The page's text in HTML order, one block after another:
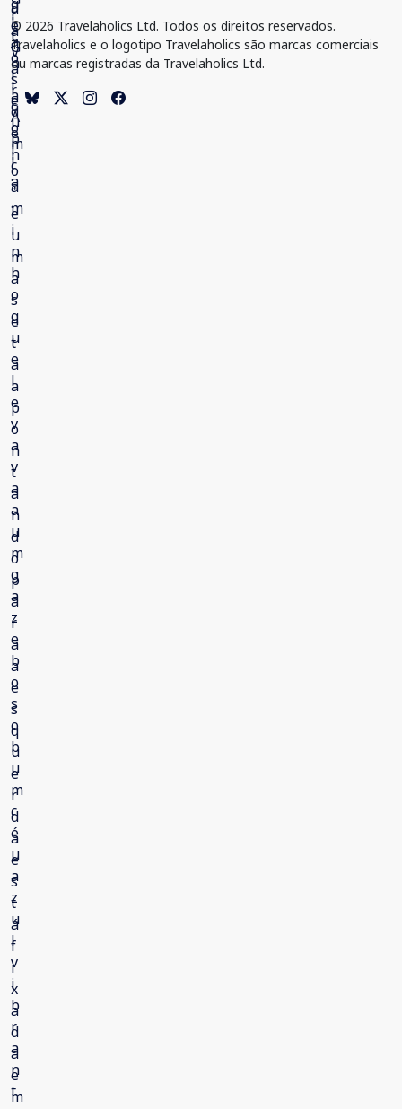
© 2026 Travelaholics Ltd. Todos os direitos reservados.
Travelaholics e o logotipo Travelaholics são marcas comerciais
ou marcas registradas da Travelaholics Ltd.